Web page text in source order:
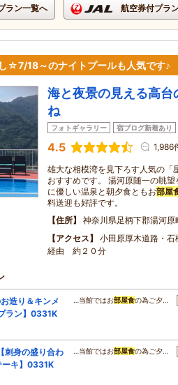
ラン一覧へ 航空券付プラ
☆7/18～のナイトプールも人気です♪
海と夜景の見える高
ね
フォトギャラリー 宿ブログ新着あり
4.5 1,986
雄大な相模湾を見下ろす人気の「
おすすめです。 湯河原随一の眺
に優しい温泉と朝夕食ともお部屋
料送迎も好評です。
住所
神奈川県足柄下郡湯河
アクセス
小田原厚木道路・石
経由 約２０分
造り＆キンメ
ラン】0331K
…当館ではお部屋食の為ご夕…
刺身の盛り合わ
ーキ】0331K
…当館ではお部屋食の為ご夕…